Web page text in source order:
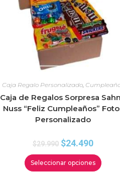
Caja Regalo Personalizado,
Caja de Regalos Sorpresa
Nuss “Feliz Cumpleaños”
Personalizado
$29.990 $24.490
Seleccionar opciones